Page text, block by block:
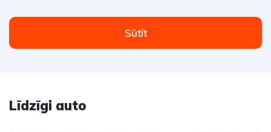
Sūtīt
Līdzīgi auto